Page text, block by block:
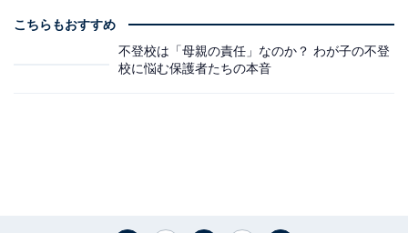
こちらもおすすめ
不登校は「母親の責任」なのか？ わが子の不登
校に悩む保護者たちの本音